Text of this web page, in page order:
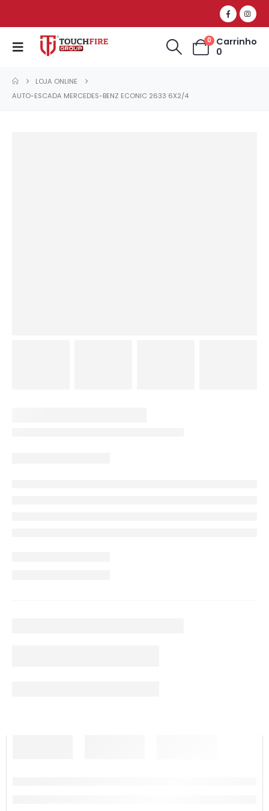
0
Carrinho
0
LOJA ONLINE
AUTO-ESCADA MERCEDES-BENZ ECONIC 2633 6X2/4